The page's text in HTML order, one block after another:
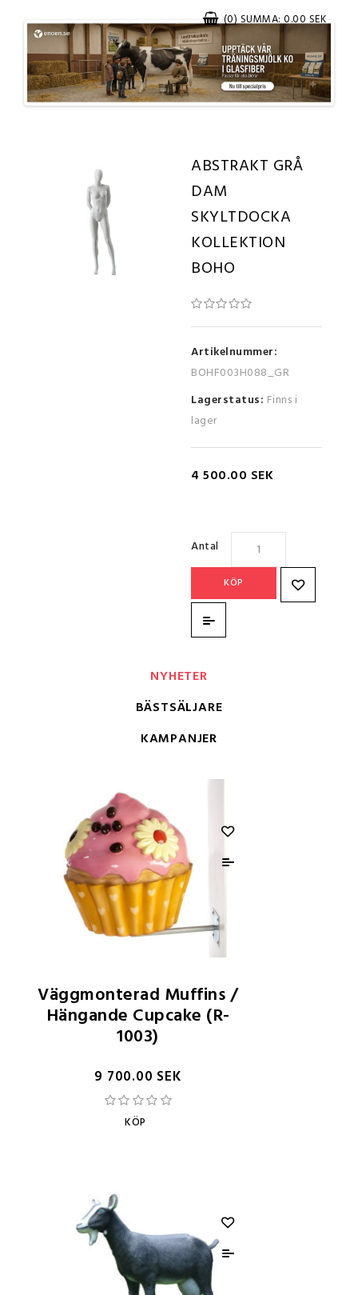
(0) SUMMA: 0.00 SEK
ABSTRAKT GRÅ
DAM
SKYLTDOCKA
KOLLEKTION
BOHO
Artikelnummer:
BOHF003H088_GR
Lagerstatus: Finns i
lager
4 500.00 SEK
Antal
KÖP
NYHETER
BÄSTSÄLJARE
KAMPANJER
Väggmonterad Muffins /
Hängande Cupcake (R-
1003)
9 700.00 SEK
KÖP